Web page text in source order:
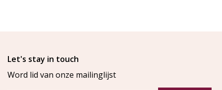
Let's stay in touch
Word lid van onze mailinglijst